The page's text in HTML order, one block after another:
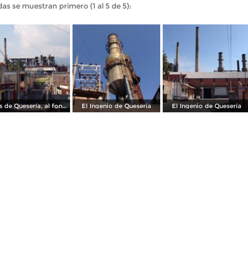
se muestran primero (1 al 5 de 5):
Calles de Quesería, al fondo el Ingenio El Ingenio de Quesería El Ingenio de Quesería